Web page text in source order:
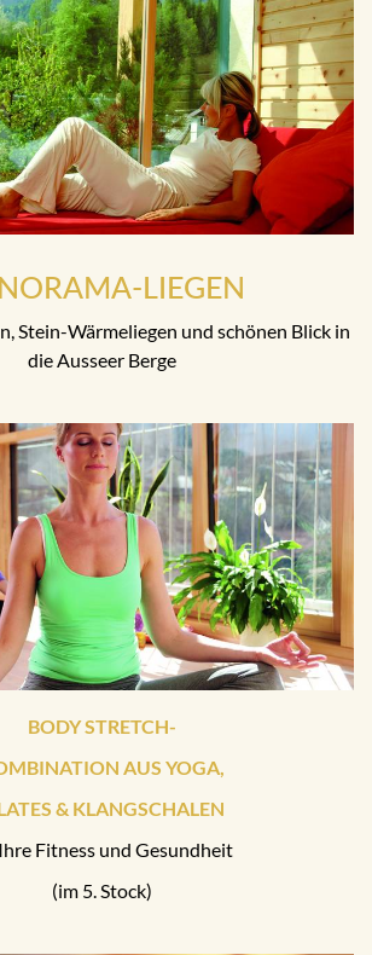
LIEGEN
Stein-Wärmeliegen und schönen Blick in
die Ausseer Berge
BODY STRETCH-
AUS YOGA,
& KLANGSCHALEN
Fitness und Gesundheit
(im 5. Stock)